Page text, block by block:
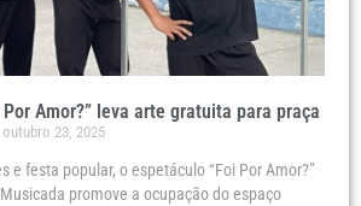
Amor?” leva arte gratuita para praça
outubro 23, 2025
e festa popular, o espetáculo “Foi Por Amor?”
promove a ocupação do espaço